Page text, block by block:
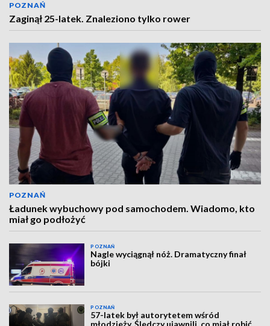
POZNAŃ
Zaginął 25-latek. Znaleziono tylko rower
POZNAŃ
Ładunek wybuchowy pod samochodem. Wiadomo, kto
miał go podłożyć
POZNAŃ
Nagle wyciągnął nóż. Dramatyczny finał
bójki
POZNAŃ
57-latek był autorytetem wśród